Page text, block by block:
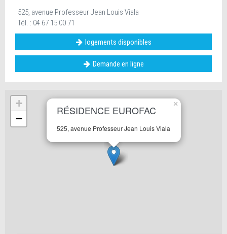
525, avenue Professeur Jean Louis Viala
Tél. : 04 67 15 00 71
logements disponibles
Demande en ligne
RÉSIDENCE EUROFAC
525, avenue Professeur Jean Louis Viala
×
+
−